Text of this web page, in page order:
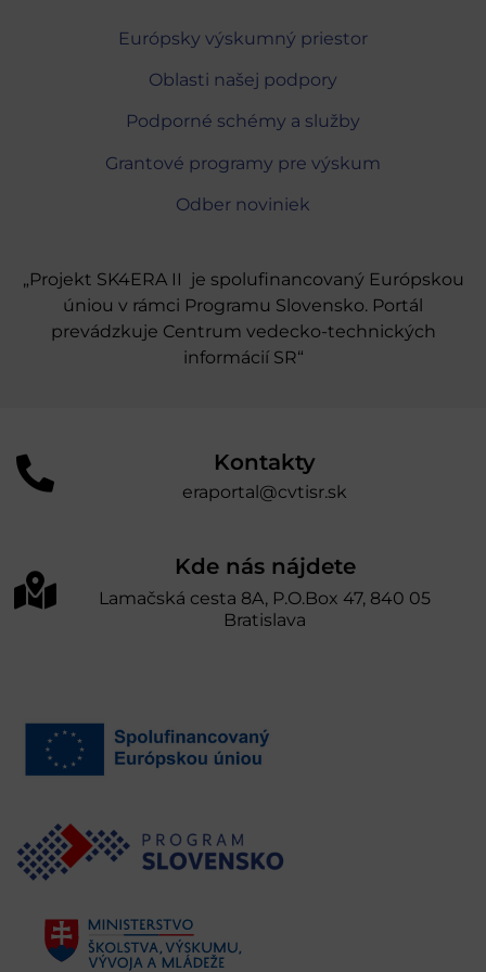
Európsky výskumný priestor
Oblasti našej podpory
Podporné schémy a služby
Grantové programy pre výskum
Odber noviniek
„Projekt SK4ERA II je spolufinancovaný Európskou
úniou v rámci Programu Slovensko. Portál
prevádzkuje Centrum vedecko-technických
informácií SR“
Kontakty
eraportal@cvtisr.sk
Kde nás nájdete
Lamačská cesta 8A, P.O.Box 47, 840 05
Bratislava